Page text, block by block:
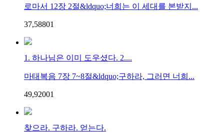
로마서 12장 2절&ldquo;너희는 이 세대를 본받지...
37,58801
1. 하나님은 이미 도우셨다. 2....
마태복음 7장 7~8절&ldquo;구하라, 그러면 너희...
49,92001
찾으라. 구하라. 얻는다.